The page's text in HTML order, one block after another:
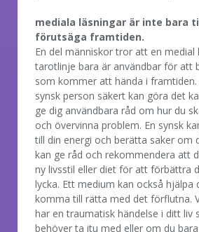
mediala läsningar är inte bara
förutsäga framtiden.
En del människor tror att en medial
tarotlinje bara är användbar för att
som kommer att hända i
synsk person säkert kan göra det
ge dig användbara råd om hur du
och övervinna problem. En synsk
till din energi och berätta saker om
kan ge råd och rekommendera att
ny livsstil eller diet för att förbättra
lycka. Ett medium kan också hjälpa
komma till rätta med det förflutna.
har en traumatisk händelse i ditt liv
behöver ta itu med eller om du